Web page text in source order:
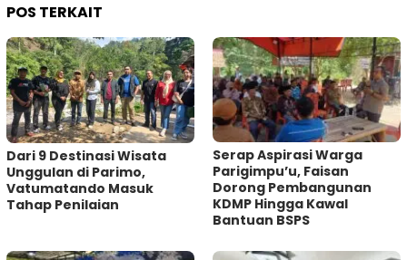
POS TERKAIT
Dari 9 Destinasi Wisata
Unggulan di Parimo,
Vatumatando Masuk
Tahap Penilaian
Serap Aspirasi Warga
Parigimpu’u, Faisan
Dorong Pembangunan
KDMP Hingga Kawal
Bantuan BSPS